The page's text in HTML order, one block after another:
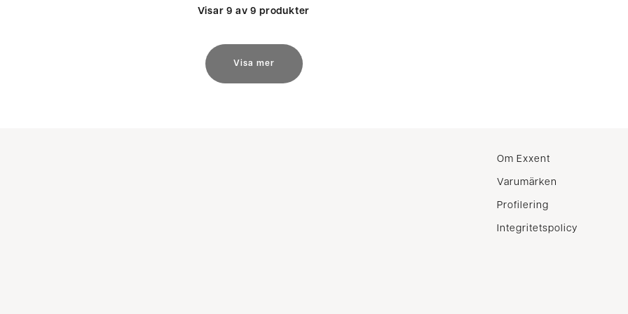
Visar 9 av 9 produkter
Visa mer
Om Exxent
Varumärken
Profilering
Integritetspolicy